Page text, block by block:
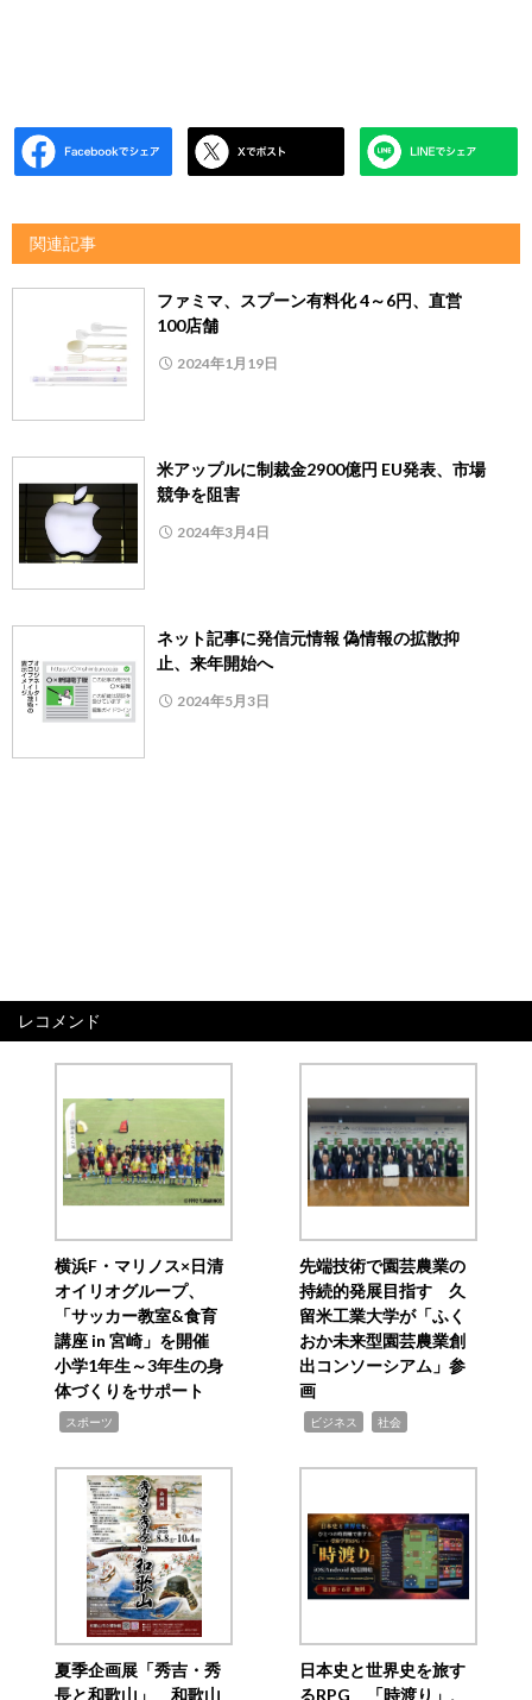
関連記事
ファミマ、スプーン有料化 4～6円、直営
100店舗
2024年1月19日
米アップルに制裁金2900億円 EU発表、市場
競争を阻害
2024年3月4日
ネット記事に発信元情報 偽情報の拡散抑
止、来年開始へ
2024年5月3日
レコメンド
横浜F・マリノス×日清
オイリオグループ、
「サッカー教室&食育
講座 in 宮崎」を開催
小学1年生～3年生の身
体づくりをサポート
スポーツ
先端技術で園芸農業の
持続的発展目指す 久
留米工業大学が「ふく
おか未来型園芸農業創
出コンソーシアム」参
画
ビジネス 社会
夏季企画展「秀吉・秀
長と和歌山」 和歌山
日本史と世界史を旅す
るRPG 「時渡り」、